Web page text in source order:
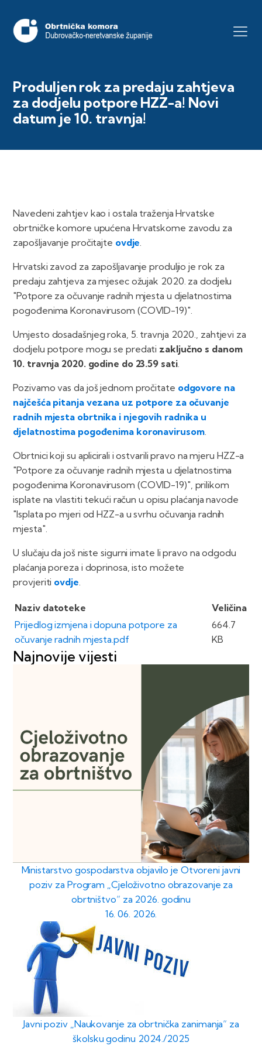
Produljen rok za predaju zahtjeva
za dodjelu potpore HZZ-a! Novi
datum je 10. travnja!
Navedeni zahtjev kao i ostala traženja Hrvatske
obrtničke komore upućena Hrvatskome zavodu za
zapošljavanje pročitajte ovdje.
Hrvatski zavod za zapošljavanje produljio je rok za
predaju zahtjeva za mjesec ožujak 2020. za dodjelu
"Potpore za očuvanje radnih mjesta u djelatnostima
pogođenima Koronavirusom (COVID-19)".
Umjesto dosadašnjeg roka, 5. travnja 2020., zahtjevi za
dodjelu potpore mogu se predati zaključno s danom
10. travnja 2020. godine do 23.59 sati.
Pozivamo vas da još jednom pročitate odgovore na
najčešća pitanja vezana uz potpore za očuvanje
radnih mjesta obrtnika i njegovih radnika u
djelatnostima pogođenima koronavirusom.
Obrtnici koji su aplicirali i ostvarili pravo na mjeru HZZ-a
"Potpore za očuvanje radnih mjesta u djelatnostima
pogođenima Koronavirusom (COVID-19)", prilikom
isplate na vlastiti tekući račun u opisu plaćanja navode
"Isplata po mjeri od HZZ-a u svrhu očuvanja radnih
mjesta".
U slučaju da još niste sigurni imate li pravo na odgodu
plaćanja poreza i doprinosa, isto možete
provjeriti ovdje.
Naziv datoteke
Veličina
Prijedlog izmjena i dopuna potpore za
očuvanje radnih mjesta.pdf
664.7
KB
Najnovije vijesti
Ministarstvo gospodarstva objavilo je Otvoreni javni
poziv za Program „Cjeloživotno obrazovanje za
obrtništvo“ za 2026. godinu
16. 06. 2026.
Javni poziv „Naukovanje za obrtnička zanimanja“ za
školsku godinu 2024./2025